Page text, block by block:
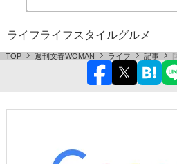
ライフライフスタイルグルメ
TOP 週刊文春WOMAN ライフ 記事 [